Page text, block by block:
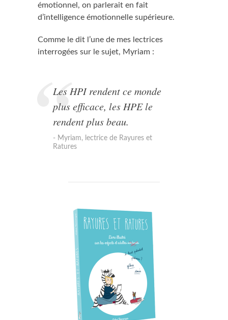
émotionnel, on parlerait en fait
d’intelligence émotionnelle supérieure.
Comme le dit l’une de mes lectrices
interrogées sur le sujet, Myriam :
Les HPI rendent ce monde
plus efficace, les HPE le
rendent plus beau.
Myriam, lectrice de Rayures et
Ratures